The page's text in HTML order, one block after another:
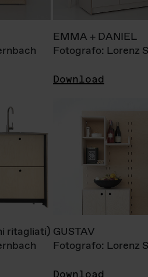
EMMA + DANIEL
Fotografo: Lorenz
Download
ritagliati) GUSTAV
Fotografo: Lorenz
Download